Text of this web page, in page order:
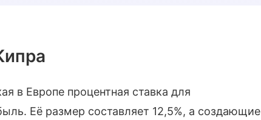
в Европе процентная ставка для
Её размер составляет 12,5%, а создающие